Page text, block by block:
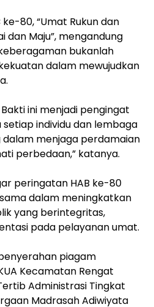
80, “Umat Rukun dan
dan Maju”, mengandung
bukanlah
dalam mewujudkan
ini menjadi pengingat
individu dan lembaga
menjaga perdamaian
perbedaan,” katanya.
peringatan HAB ke-80
dalam meningkatkan
yang berintegritas,
pada pelayanan umat.
piagam
Kecamatan Rengat
Administrasi Tingkat
Madrasah Adiwiyata